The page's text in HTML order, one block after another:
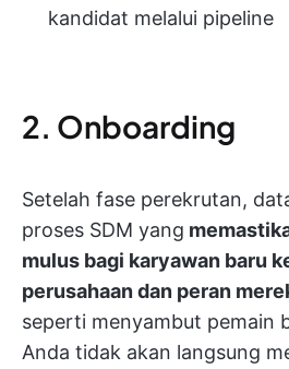
kandidat melalui pipeline
2. Onboarding
Setelah fase perekrutan,
proses SDM yang
mulus bagi karyawan baru
perusahaan dan peran
seperti menyambut pemain
Anda tidak akan langsung